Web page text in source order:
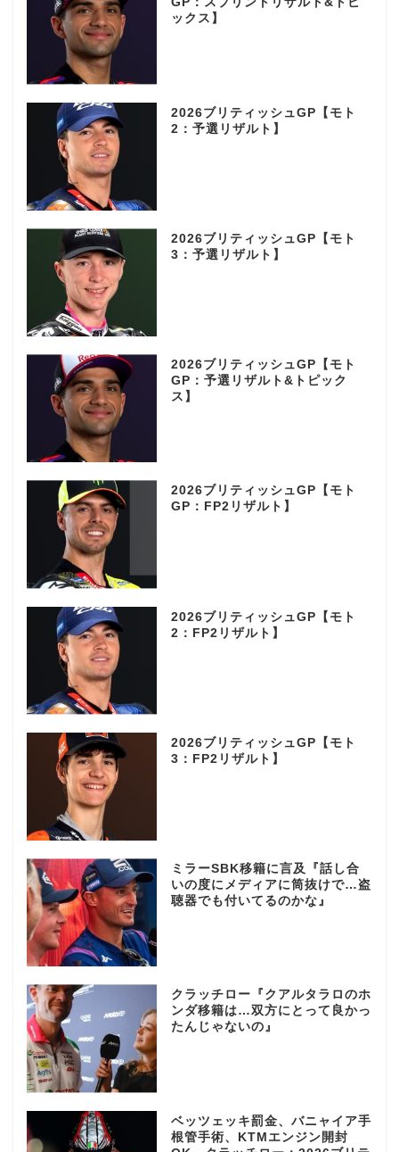
ックス】
2026ブリティッシュGP【モト
2：予選リザルト】
2026ブリティッシュGP【モト
3：予選リザルト】
2026ブリティッシュGP【モト
GP：予選リザルト&トピック
ス】
2026ブリティッシュGP【モト
GP：FP2リザルト】
2026ブリティッシュGP【モト
2：FP2リザルト】
2026ブリティッシュGP【モト
3：FP2リザルト】
ミラーSBK移籍に言及『話し合
いの度にメディアに筒抜けで…盗
聴器でも付いてるのかな』
クラッチロー『クアルタラロのホ
ンダ移籍は…双方にとって良かっ
たんじゃないの』
ベッツェッキ罰金、バニャイア手
根管手術、KTMエンジン開封